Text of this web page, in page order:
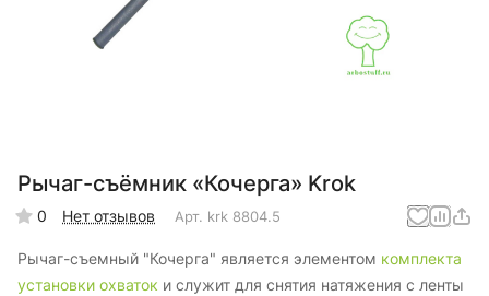
Рычаг-съёмник «Кочерга» Krok
0 Нет отзывов Арт. krk 8804.5
Рычаг-съемный "Кочерга" является элементом комплекта
установки охваток и служит для снятия натяжения с ленты